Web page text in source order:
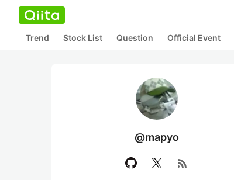
Trend Stock List Question Official Event
@mapyo
rss_feed